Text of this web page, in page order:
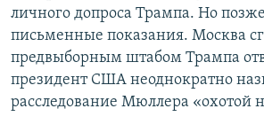
личного допроса Трампа. Но
письменные показания. Москва
предвыборным штабом Трампа
президент США неоднократно
расследование Мюллера «охотой